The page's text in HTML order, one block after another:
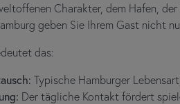
Charakter, dem Hafen,
geben Sie Ihrem Gast nicht
das:
Typische Hamburger
Der tägliche Kontakt fördert